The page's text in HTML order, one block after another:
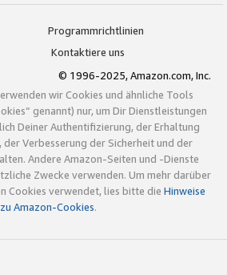
Programmrichtlinien
Kontaktiere uns
© 1996-2025, Amazon.com, Inc.
wir Cookies und ähnliche Tools
genannt) nur, um Dir Dienstleistungen
Deiner Authentifizierung, der Erhaltung
der Verbesserung der Sicherheit und der
Andere Amazon-Seiten und -Dienste
Zwecke verwenden. Um mehr darüber
Cookies verwendet, lies bitte die Hinweise
zu Amazon-Cookies.